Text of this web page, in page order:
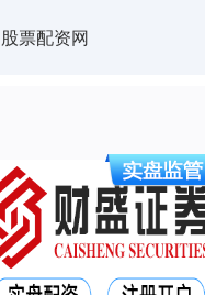
股票配资网